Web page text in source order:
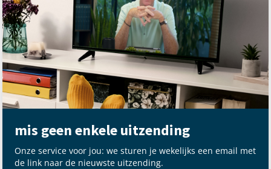
mis geen enkele uitzending
Onze service voor jou: we sturen je wekelijks een email met
de link naar de nieuwste uitzending.